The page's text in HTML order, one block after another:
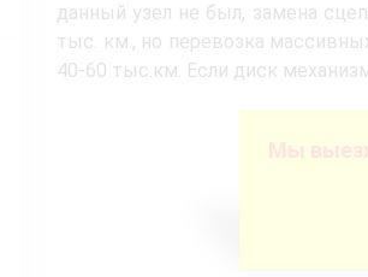
данный узел не был, замена
тыс. км., но перевозка
40-60 тыс.км. Если диск
Мы